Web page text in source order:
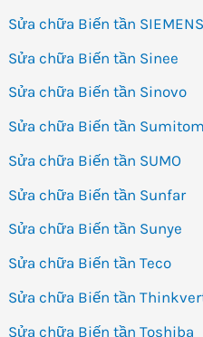
Sửa chữa Biến tần SIEMENS
Sửa chữa Biến tần Sinee
Sửa chữa Biến tần Sinovo
Sửa chữa Biến tần
Sửa chữa Biến tần SUMO
Sửa chữa Biến tần Sunfar
Sửa chữa Biến tần Sunye
Sửa chữa Biến tần Teco
Sửa chữa Biến tần
Sửa chữa Biến tần Toshiba